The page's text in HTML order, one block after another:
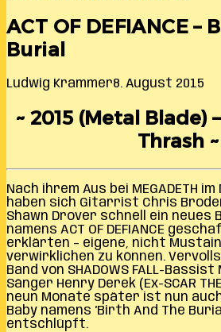
ACT OF DEFIANCE –
Burial
Ludwig Krammer8. August 2015
~ 2015 (Metal Blade)
Thrash ~
Nach ihrem Aus bei MEGADETH
haben sich Gitarrist Chris
Shawn Drover schnell ein neues
namens ACT OF DEFIANCE
erklärten – eigene, nicht
verwirklichen zu können.
Band von SHADOWS FALL-
Sänger Henry Derek (Ex-SCAR
neun Monate später ist nun
Baby namens ‘Birth And The
entschlüpft.